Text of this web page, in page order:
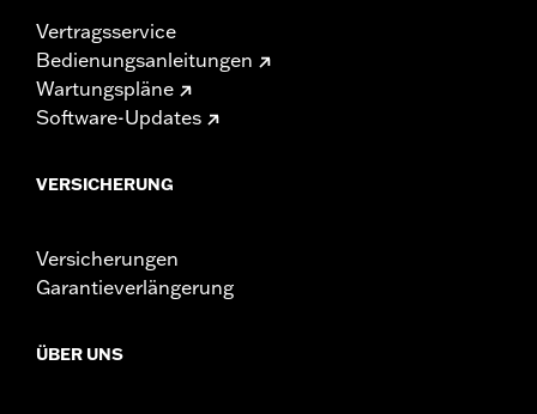
Vertragsservice
Bedienungsanleitungen
Wartungspläne
Software-Updates
VERSICHERUNG
Versicherungen
Garantieverlängerung
ÜBER UNS